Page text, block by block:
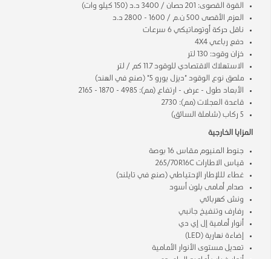
القوة القصوى: 201 حصان / 3400 د.د (150 كيلو وات)
العزم الأقصى 500 ن.م / 1600 - 2800 د.د
ناقل حركة أوتوماتيكي 6 سرعات
دفع رباعي 4X4
خزان وقود: 130 لتر
الاستهلاك الاقتصادي للوقود 11.7 كم / لتر
ملصق نوع الوقود "ديزل يورو 5" (صنع في الهند)
الأبعاد طول - عرض - ارتفاع (مم): 4985 - 1870 - 2165
قاعدة العجلات (مم): 2730
5 ركاب (شاملة السائق)
المزايا الخارجية
جنوط المنيوم مقاس 16 بوصة
قياس الاطارات 265/70R16C
غطاء لللإطار الإحتياطي (صنع في تايلند)
صدام أمامى بلون أسود
ونش كهربائي
رفارف وتنفيخ جانبي
أنوار أمامية إل إي دي
إضاءة نهارية (LED)
تعديل مستوى الأنوار الأمامية